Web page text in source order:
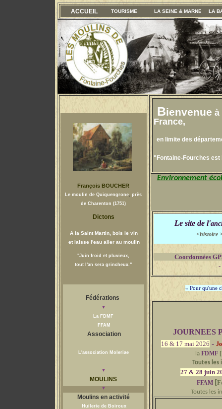
ACCUEIL TOURISME LA SEINE & MARNE LA
François BOUCHER
Le moulin de Quiquengrone, près
de Charenton (1751)
Dictons
A la Saint Martin, bois le vin
et laisse l'eau aller au moulin
"Juin froid et pluvieux,
tout l'an sera grincheux."
Fédérations
▼
La FDMF
FFAM
Association
L'association Moleriae
▼
MOULINS
▼
Moulins en activité
Huilerie de Boiroux
Bienvenue à
France,
en limite des
"Fontaine-Fourches
Environnement
Le site de l'
<histo
Coordonnées
-
« Pour qu'une
JOURNEES
16 & 17 mai 2026 -
la FDMF [
Toutes les
27 & 28 juin
FFAM [F
Toutes les